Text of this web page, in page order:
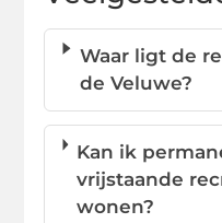
Waar ligt de
de Veluwe?
Kan ik
vrijstaande
wonen?